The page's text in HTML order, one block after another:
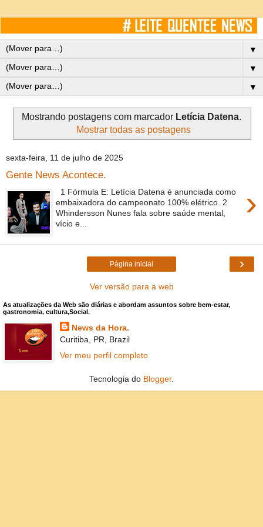
▼
▼
▼
Mostrando postagens com marcador Letícia Datena.
Mostrar todas as postagens
sexta-feira, 11 de julho de 2025
Gente News Acontece.
›
1 Fórmula E: Letícia Datena é anunciada como
embaixadora do campeonato 100% elétrico. 2
Whindersson Nunes fala sobre saúde mental,
vício e...
›
Página inicial
Ver versão para a web
As atualizações da Web são diárias e abordam assuntos sobre bem-estar,
gastronomia, cultura,Social.
News da Hora.
Curitiba, PR, Brazil
Ver meu perfil completo
Tecnologia do Blogger.